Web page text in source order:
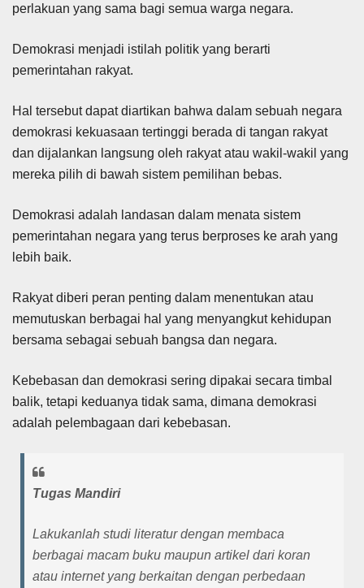
perlakuan yang sama bagi semua warga negara.
Demokrasi menjadi istilah politik yang berarti
pemerintahan rakyat.
Hal tersebut dapat diartikan bahwa dalam sebuah negara
demokrasi kekuasaan tertinggi berada di tangan rakyat
dan dijalankan langsung oleh rakyat atau wakil-wakil yang
mereka pilih di bawah sistem pemilihan bebas.
Demokrasi adalah landasan dalam menata sistem
pemerintahan negara yang terus berproses ke arah yang
lebih baik.
Rakyat diberi peran penting dalam menentukan atau
memutuskan berbagai hal yang menyangkut kehidupan
bersama sebagai sebuah bangsa dan negara.
Kebebasan dan demokrasi sering dipakai secara timbal
balik, tetapi keduanya tidak sama, dimana demokrasi
adalah pelembagaan dari kebebasan.
Tugas Mandiri
Lakukanlah studi literatur dengan membaca
berbagai macam buku maupun artikel dari koran
atau internet yang berkaitan dengan perbedaan